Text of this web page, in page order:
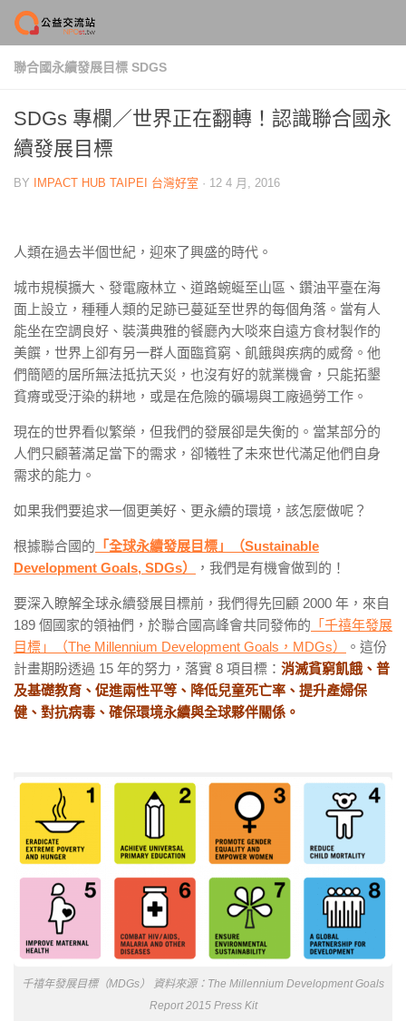
Skip to content
聯合國永續發展目標 SDGS
SDGs 專欄／世界正在翻轉！認識聯合國永
續發展目標
BY IMPACT HUB TAIPEI 台灣好室 · 12 4 月, 2016
人類在過去半個世紀，迎來了興盛的時代。
城市規模擴大、發電廠林立、道路蜿蜒至山區、鑽油平臺在海
面上設立，種種人類的足跡已蔓延至世界的每個角落。當有人
能坐在空調良好、裝潢典雅的餐廳內大啖來自遠方食材製作的
美饌，世界上卻有另一群人面臨貧窮、飢餓與疾病的威脅。他
們簡陋的居所無法抵抗天災，也沒有好的就業機會，只能拓墾
貧瘠或受汙染的耕地，或是在危險的礦場與工廠過勞工作。
現在的世界看似繁榮，但我們的發展卻是失衡的。當某部分的
人們只顧著滿足當下的需求，卻犧牲了未來世代滿足他們自身
需求的能力。
如果我們要追求一個更美好、更永續的環境，該怎麼做呢？
根據聯合國的 「全球永續發展目標」（Sustainable
Development Goals, SDGs）
，我們是有機會做到的！
要深入瞭解全球永續發展目標前，我們得先回顧 2000 年，來自
189 個國家的領袖們，於聯合國高峰會共同發佈的 「千禧年發展
目標」（The Millennium Development Goals，MDGs）
。這份
計畫期盼透過 15 年的努力，落實 8 項目標： 消滅貧窮飢餓、普
及基礎教育、促進兩性平等、降低兒童死亡率、提升產婦保
健、對抗病毒、確保環境永續與全球夥伴關係。
千禧年發展目標（MDGs） 資料來源：The Millennium Development Goals
Report 2015 Press Kit